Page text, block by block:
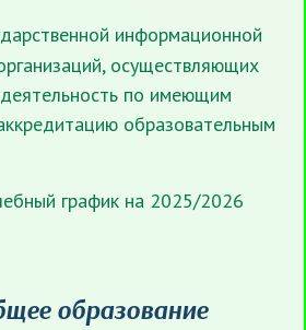
информационной
осуществляющих
по имеющим
образовательным
график на 2025/2026
образование